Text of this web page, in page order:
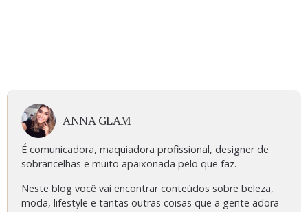
ANNA GLAM
É comunicadora, maquiadora profissional, designer de
sobrancelhas e muito apaixonada pelo que faz.
Neste blog você vai encontrar conteúdos sobre beleza,
moda, lifestyle e tantas outras coisas que a gente adora